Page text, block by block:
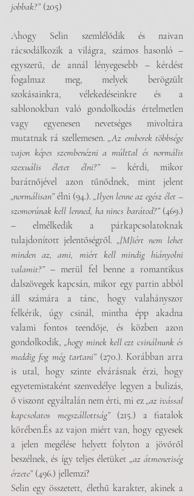
jobbak?” (205)
Ahogy Selin szemlélődik és naivan
rácsodálkozik a világra, számos hasonló –
egyszerű, de annál lényegesebb – kérdést
fogalmaz meg, melyek berögzült
szokásainkra, vélekedéseinkre és a
sablonokban való gondolkodás értelmetlen
vagy egyenesen nevetséges mivoltára
mutatnak rá szellemesen. „Az emberek többsége
vajon képes szembenézni a múlttal és normális
szexuális életet élni?” – kérdi, mikor
„normálisan” élni (94.). „Ilyen lenne az egész élet –
szomorúnak kell lenned, ha nincs barátod?” (469.)
– elmélkedik a párkapcsolatoknak
tulajdonított jelentőségről. „[M]iért nem lehet
minden az, ami, miért kell mindig hiányolni
valamit?” – merül fel benne a romantikus
dalszövegek kapcsán, mikor egy partin abból
áll számára a tánc, hogy valahányszor
felkérik, úgy csinál, mintha épp akadna
valami fontos teendője, és közben azon
gondolkodik, „hogy minek kell ezt csinálnunk és
meddig fog még tartani” (270.). Korábban arra
is utal, hogy szinte elvárásnak érzi, hogy
egyetemistaként szenvedélye legyen a bulizás,
ő viszont egyáltalán nem érti, mi ez „az ivással
kapcsolatos megszállottság” (215.) a fiatalok
körében.És az vajon miért van, hogy egyesek
a jelen megélése helyett folyton a jövőről
beszélnek, és így teljes életüket „az átmenetiség
érzete” (496.) jellemzi?
Selin egy összetett, élethű karakter, akinek a